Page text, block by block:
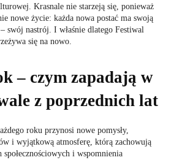
Krasnale nie starzeją się, ponieważ
nowe życie: każda nowa postać ma swoją
swój nastrój. I właśnie dlatego Festiwal
się na nowo.
– czym zapadają w
z poprzednich lat
roku przynosi nowe pomysły,
i wyjątkową atmosferę, którą zachowują
i wspomnienia